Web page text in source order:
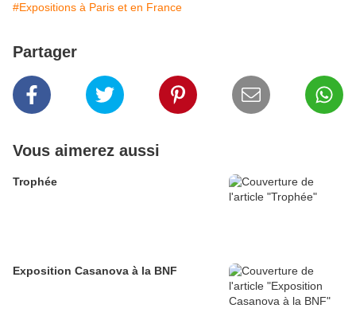
#Expositions à Paris et en France
Partager
Vous aimerez aussi
Trophée
Exposition Casanova à la BNF